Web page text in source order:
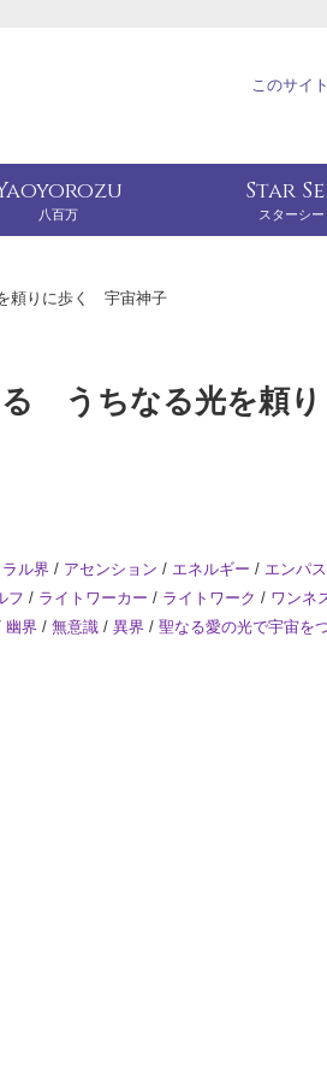
このサイ
八百万
Star
スターシー
頼りに歩く 宇宙神子
うちなる光を頼り
ル界 / アセンション / エネルギー / エンパス
フ / ライトワーカー / ライトワーク / ワンネ
幽界 / 無意識 / 異界 / 聖なる愛の光で宇宙を